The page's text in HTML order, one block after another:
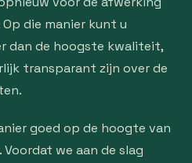
die manier kunt u
dan de hoogste kwaliteit,
transparant zijn over de
goed op de hoogte van
we aan de slag